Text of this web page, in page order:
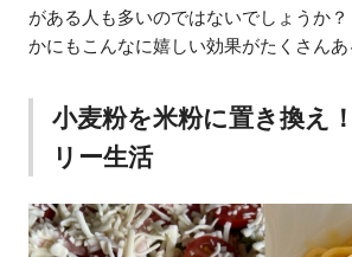
がある人も多いのではないでしょうか
かにもこんなに嬉しい効果がたくさんあ
小麦粉を米粉に置き換え
リー生活